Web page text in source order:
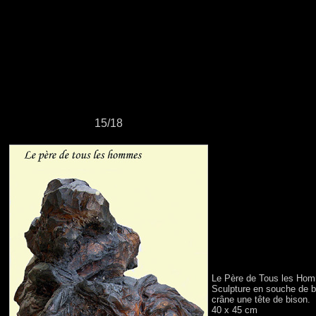
15/18
Le Père de Tous les
Sculpture en souche de
crâne une tête de bison.
40 x 45 cm